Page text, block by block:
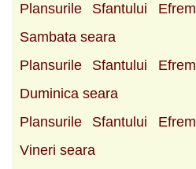
Plansurile Sfantului
Sambata seara
Plansurile Sfantului
Duminica seara
Plansurile Sfantului
Vineri seara